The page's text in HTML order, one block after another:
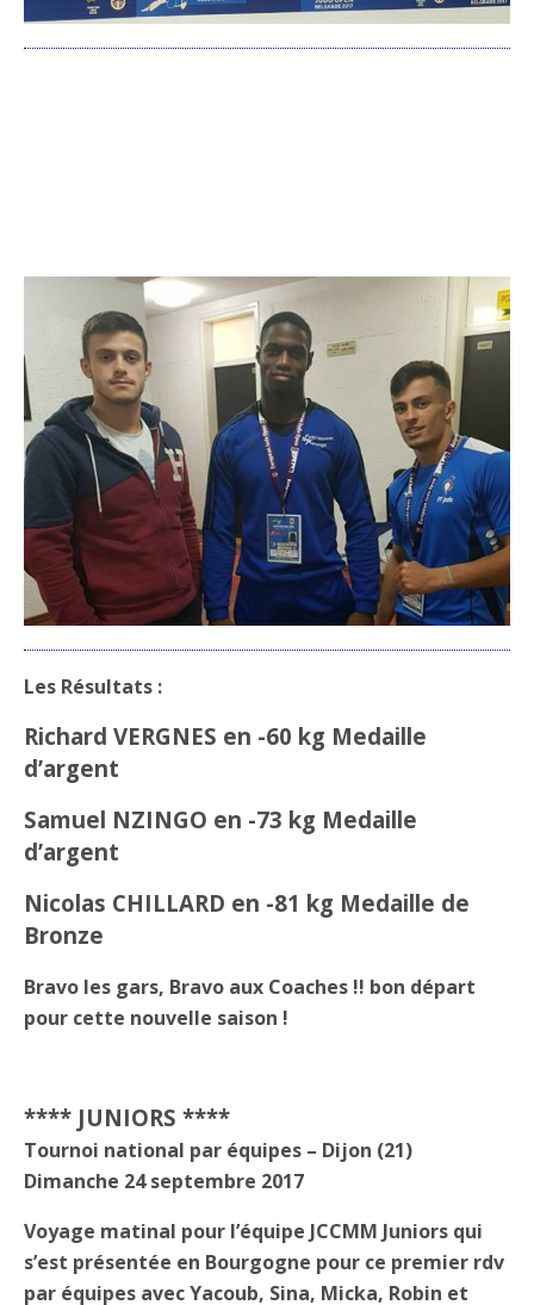
Les Résultats :
Richard VERGNES en -60 kg Medaille
d’argent
Samuel NZINGO en -73 kg Medaille
d’argent
Nicolas CHILLARD en -81 kg Medaille de
Bronze
Bravo les gars, Bravo aux Coaches !! bon départ
pour cette nouvelle saison !
**** JUNIORS ****
Tournoi national par équipes – Dijon (21)
Dimanche 24 septembre 2017
Voyage matinal pour l’équipe JCCMM Juniors qui
s’est présentée en Bourgogne pour ce premier rdv
par équipes avec Yacoub, Sina, Micka, Robin et